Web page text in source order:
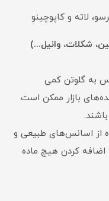
لاته و کاپوچینو
به گلوتن کمی
بازار ممکن است
از اسانس‌های طبیعی و
اضافه کردن هیچ ماده